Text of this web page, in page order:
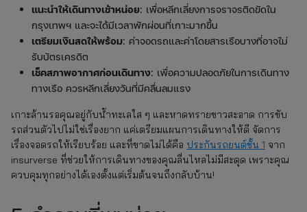
แนะนำให้เดินทางเช้าหน่อย: เพื่อหลีกเลี่ยงการจราจรติดขัดใน
กรุงเทพฯ และจะได้มีเวลาพักผ่อนที่เกาะมากขึ้น
เตรียมเงินสดให้พร้อม: ค่าจอดรถและค่าโดยสารเรือบางที่อาจไม่
รับบัตรเครดิต
เช็คสภาพอากาศก่อนเดินทาง: เพื่อความปลอดภัยในการเดินทาง
ทางเรือ ควรหลีกเลี่ยงวันที่มีคลื่นลมแรง
เกาะล้านรอคุณอยู่กับน้ำทะเลใส ๆ และหาดทรายขาวสะอาด การขับ
รถส่วนตัวไปไม่ใช่เรื่องยาก แค่เตรียมแผนการเดินทางให้ดี จัดการ
เรื่องจอดรถให้เรียบร้อย และที่ขาดไม่ได้คือ ประกันรถยนต์ชั้น 1 จาก
insurverse ที่ช่วยให้การเดินทางของคุณลื่นไหลไม่มีสะดุด เพราะคุณ
ควบคุมทุกอย่างได้เองตั้งแต่เริ่มต้นจนถึงกลับบ้าน!